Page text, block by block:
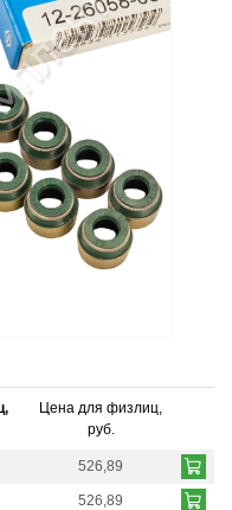
Цена для физлиц,
руб.
526,89
526,89